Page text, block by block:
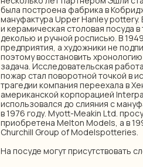
была построена фабрика в
мануфактура Upper Hanley
и керамическая столовая посуда
деколью и ручной росписью. В
предприятия, а художники не
поэтому восстановить
задача. Исследовательская
пожар стал поворотной точкой в
трагедии компания переехала в
американской корпорацией
использовался до слияния с
в 1976 году. Myott-Meakin Ltd.
приобретена Melton Models, а в
Churchill Group of Modelspotteries.
На посуде могут присутствовать